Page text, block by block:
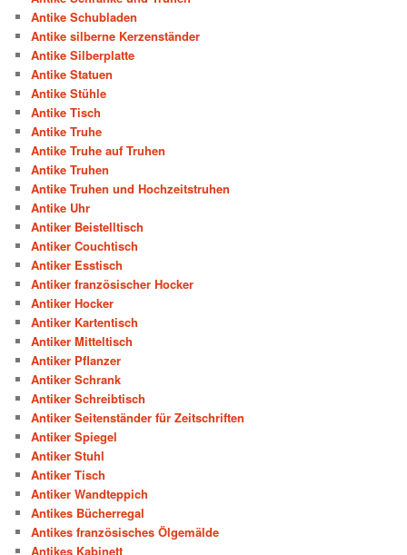
Antike Schubladen
Antike silberne Kerzenständer
Antike Silberplatte
Antike Statuen
Antike Stühle
Antike Tisch
Antike Truhe
Antike Truhe auf Truhen
Antike Truhen
Antike Truhen und Hochzeitstruhen
Antike Uhr
Antiker Beistelltisch
Antiker Couchtisch
Antiker Esstisch
Antiker französischer Hocker
Antiker Hocker
Antiker Kartentisch
Antiker Mitteltisch
Antiker Pflanzer
Antiker Schrank
Antiker Schreibtisch
Antiker Seitenständer für Zeitschriften
Antiker Spiegel
Antiker Stuhl
Antiker Tisch
Antiker Wandteppich
Antikes Bücherregal
Antikes französisches Ölgemälde
Antikes Kabinett